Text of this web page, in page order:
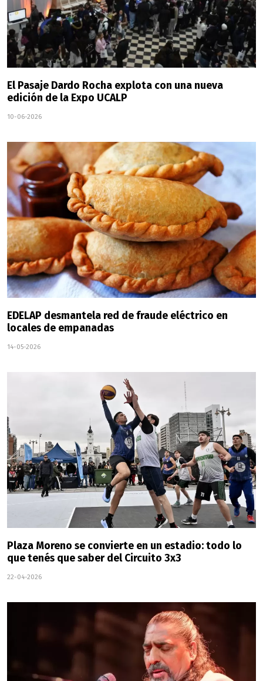
El Pasaje Dardo Rocha explota con una nueva
edición de la Expo UCALP
10-06-2026
EDELAP desmantela red de fraude eléctrico en
locales de empanadas
14-05-2026
Plaza Moreno se convierte en un estadio: todo lo
que tenés que saber del Circuito 3x3
22-04-2026